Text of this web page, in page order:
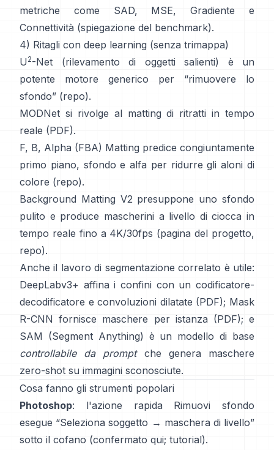
metriche come
SAD, MSE, Gradiente e
Connettività (spiegazione del benchmark).
4) Ritagli con deep learning (senza trimappa)
U 2-Net (rilevamento di oggetti salienti) è un
potente motore generico per “rimuovere lo
sfondo” (repo).
MODNet si rivolge al matting di ritratti in tempo
reale (PDF).
F, B, Alpha (FBA) Matting predice congiuntamente
primo piano, sfondo e alfa per ridurre gli aloni di
colore (repo).
Background Matting V2 presuppone uno sfondo
pulito e produce mascherini a livello di ciocca in
tempo reale fino a 4K/30fps (pagina del progetto,
repo).
Anche il lavoro di segmentazione correlato è utile:
DeepLabv3+ affina i confini con un codificatore-
decodificatore e convoluzioni dilatate (PDF); Mask
R-CNN fornisce maschere per istanza (PDF); e
SAM (Segment Anything) è un modello di base
controllabile da promptche genera maschere
zero-shot su immagini sconosciute.
Cosa fanno gli strumenti popolari
Photoshop: l'azione rapida Rimuovi sfondo
esegue “Seleziona soggetto → maschera di livello”
sotto il cofano (confermato qui; tutorial).